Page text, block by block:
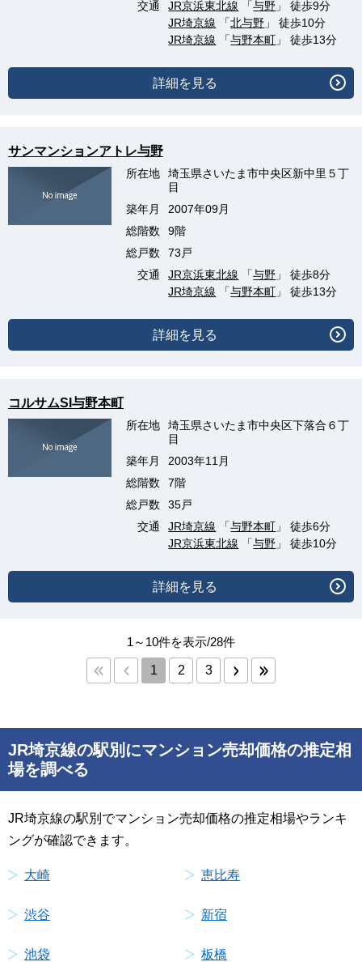
交通 JR京浜東北線 「与野 」 徒歩9分
JR埼京線 「北与野 」 徒歩10分
JR埼京線 「与野本町 」 徒歩13分
詳細を見る
サンマンションアトレ与野
所在地
埼玉県さいたま市中央区新中里５丁
目
築年月
2007年09月
総階数
9階
総戸数
73戸
交通
JR京浜東北線 「与野 」 徒歩8分
JR埼京線 「与野本町 」 徒歩13分
詳細を見る
コルサムSI与野本町
所在地
埼玉県さいたま市中央区下落合６丁
目
築年月
2003年11月
総階数
7階
総戸数
35戸
交通
JR埼京線 「与野本町 」 徒歩6分
JR京浜東北線 「与野 」 徒歩10分
詳細を見る
1～10件を表示/28件
1 2 3
JR埼京線の駅別にマンション売却価格の推定相
場を調べる
JR埼京線の駅別でマンション売却価格の推定相場やランキ
ングが確認できます。
大崎 恵比寿
渋谷 新宿
池袋 板橋